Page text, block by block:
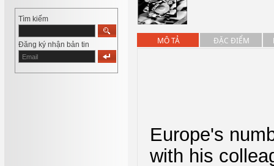
Tìm kiếm
Đăng ký nhận bản tin MÔ TẢ ĐẶC ĐIỂM
Europe's
with his